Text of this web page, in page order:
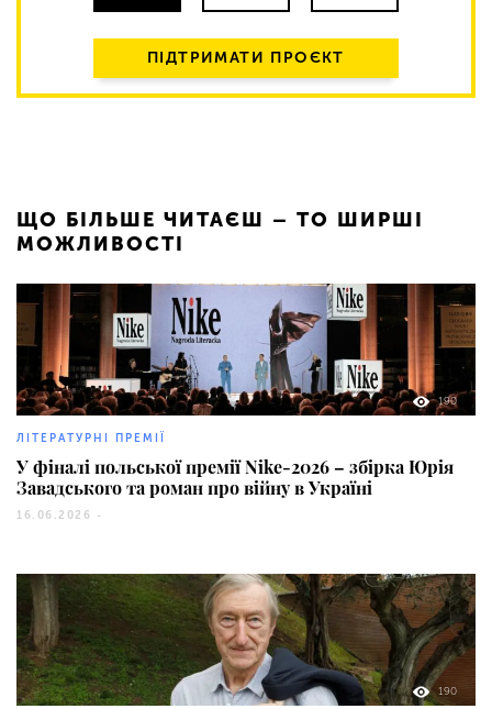
ПІДТРИМАТИ ПРОЄКТ
ЩО БІЛЬШЕ ЧИТАЄШ – ТО ШИРШІ
МОЖЛИВОСТІ
190
ЛІТЕРАТУРНІ ПРЕМІЇ
У фіналі польської премії Nike-2026 – збірка Юрія
Завадського та роман про війну в Україні
16.06.2026 -
190